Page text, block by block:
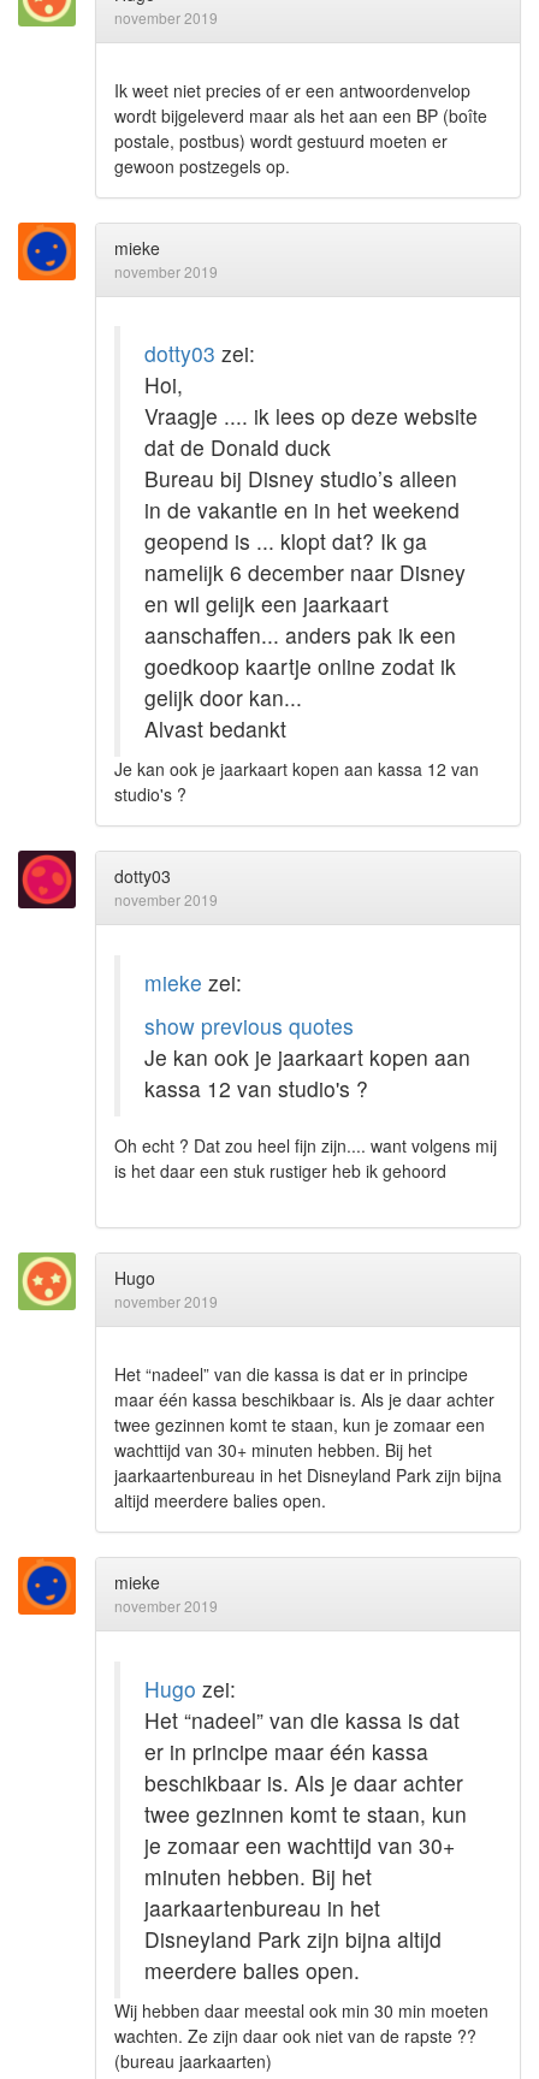
november 2019
Ik weet niet precies of er een antwoordenvelop
wordt bijgeleverd maar als het aan een BP (boîte
postale, postbus) wordt gestuurd moeten er
gewoon postzegels op.
mieke
november 2019
dotty03 zei:
Hoi,
Vraagje .... ik lees op deze website
dat de Donald duck
Bureau bij Disney studio’s alleen
in de vakantie en in het weekend
geopend is ... klopt dat? Ik ga
namelijk 6 december naar Disney
en wil gelijk een jaarkaart
aanschaffen... anders pak ik een
goedkoop kaartje online zodat ik
gelijk door kan...
Alvast bedankt
Je kan ook je jaarkaart kopen aan kassa 12 van
studio's ?
dotty03
november 2019
mieke zei:
show previous quotes
Je kan ook je jaarkaart kopen aan
kassa 12 van studio's ?
Oh echt ? Dat zou heel fijn zijn.... want volgens mij
is het daar een stuk rustiger heb ik gehoord
Hugo
november 2019
Het “nadeel” van die kassa is dat er in principe
maar één kassa beschikbaar is. Als je daar achter
twee gezinnen komt te staan, kun je zomaar een
wachttijd van 30+ minuten hebben. Bij het
jaarkaartenbureau in het Disneyland Park zijn bijna
altijd meerdere balies open.
mieke
november 2019
Hugo zei:
Het “nadeel” van die kassa is dat
er in principe maar één kassa
beschikbaar is. Als je daar achter
twee gezinnen komt te staan, kun
je zomaar een wachttijd van 30+
minuten hebben. Bij het
jaarkaartenbureau in het
Disneyland Park zijn bijna altijd
meerdere balies open.
Wij hebben daar meestal ook min 30 min moeten
wachten. Ze zijn daar ook niet van de rapste ??
(bureau jaarkaarten)